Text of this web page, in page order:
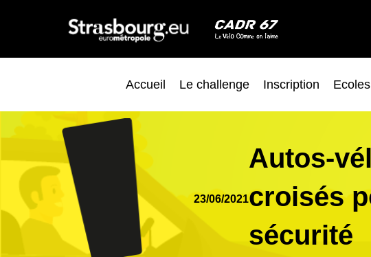
Accueil Le challenge Inscription Ecoles
23/06/2021
Autos-
croisés
sécurité